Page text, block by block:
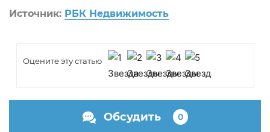
Источник: РБК Недвижимость
Оцените эту статью
Обсудить 0